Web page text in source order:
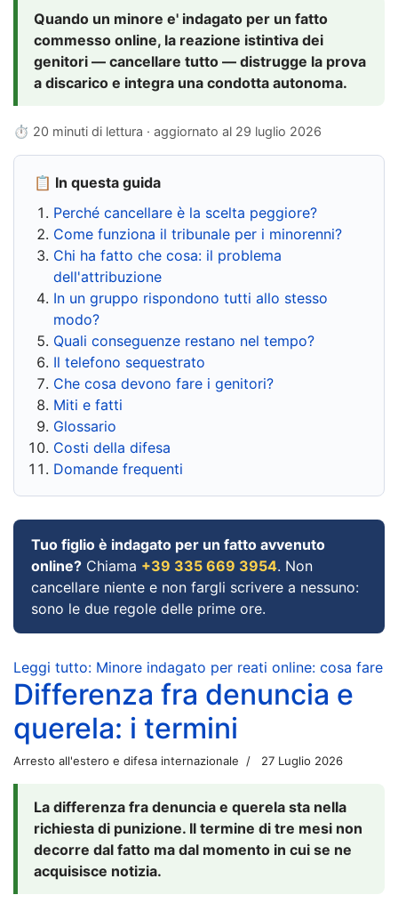
Quando un minore e' indagato per un fatto
commesso online, la reazione istintiva dei
genitori — cancellare tutto — distrugge la prova
a discarico e integra una condotta autonoma.
⏱ 20 minuti di lettura · aggiornato al 29 luglio 2026
📋 In questa guida
Perché cancellare è la scelta peggiore?
Come funziona il tribunale per i minorenni?
Chi ha fatto che cosa: il problema
dell'attribuzione
In un gruppo rispondono tutti allo stesso
modo?
Quali conseguenze restano nel tempo?
Il telefono sequestrato
Che cosa devono fare i genitori?
Miti e fatti
Glossario
Costi della difesa
Domande frequenti
Tuo figlio è indagato per un fatto avvenuto
online? Chiama +39 335 669 3954. Non
cancellare niente e non fargli scrivere a nessuno:
sono le due regole delle prime ore.
Leggi tutto: Minore indagato per reati online: cosa fare
Differenza fra denuncia e
querela: i termini
Arresto all'estero e difesa internazionale 27 Luglio 2026
La differenza fra denuncia e querela sta nella
richiesta di punizione. Il termine di tre mesi non
decorre dal fatto ma dal momento in cui se ne
acquisisce notizia.